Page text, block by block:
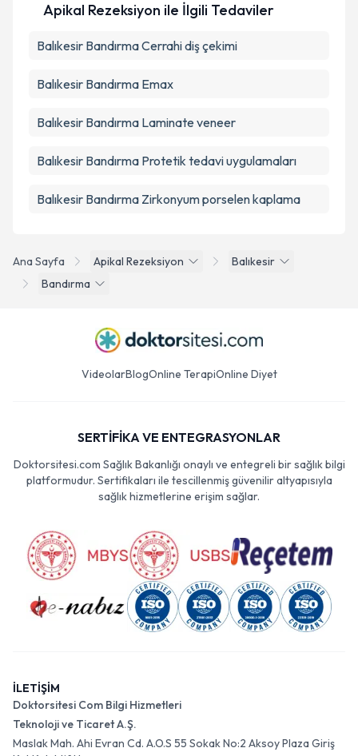
Ana Sayfa Apikal Rezeksiyon
Balıkesir
Bandırma
Apikal Rezeksiyon ile İlgili Tedaviler
Balıkesir Bandırma Cerrahi diş çekimi
Balıkesir Bandırma Emax
Balıkesir Bandırma Laminate veneer
Balıkesir Bandırma Protetik tedavi uygulamaları
Balıkesir Bandırma Zirkonyum porselen kaplama
VideolarBlogOnline TerapiOnline Diyet
SERTİFİKA VE ENTEGRASYONLAR
Doktorsitesi.com Sağlık Bakanlığı onaylı ve entegreli bir sağlık bilgi
platformudur. Sertifikaları ile tescillenmiş güvenilir altyapısıyla
sağlık hizmetlerine erişim sağlar.
İLETİŞİM
Doktorsitesi Com Bilgi Hizmetleri
Teknoloji ve Ticaret A.Ş.
Maslak Mah. Ahi Evran Cd. A.O.S 55 Sokak No:2 Aksoy Plaza Giriş